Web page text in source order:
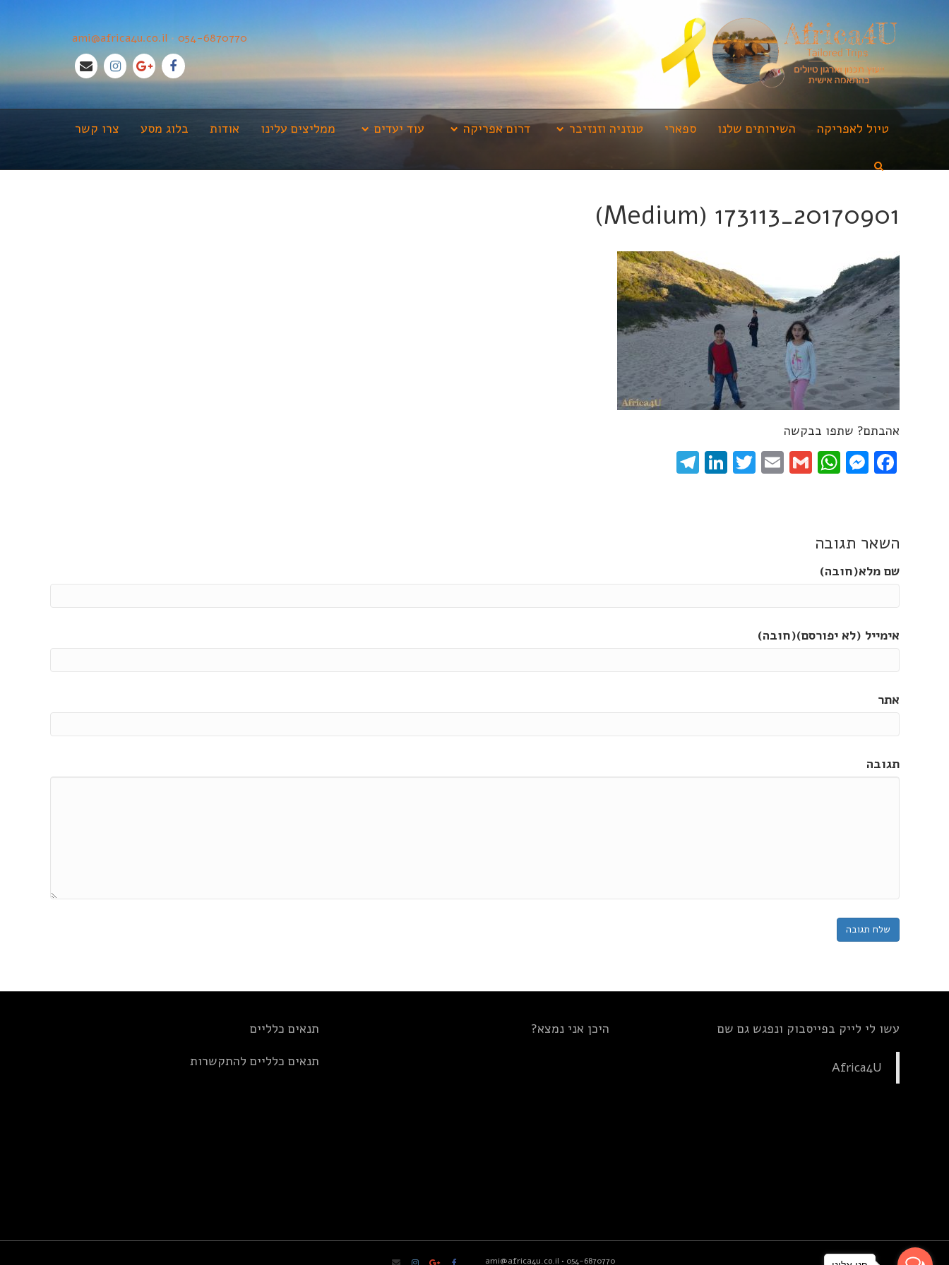
054-6870770
•
ami@africa4u.co.il
טיול לאפריקה השירותים שלנו ספארי טנזניה וזנזיבר דרום אפריקה עוד יעדים ממליצים עלינו אודות בלוג מסע צרו קשר
20170901_173113 (Medium)
אהבתם? שתפו בבקשה
Facebook
Messenger
WhatsApp
Gmail
Email
Twitter
LinkedIn
השאר תגובה
שם מלא(חובה)
אימייל (לא יפורסם)(חובה)
אתר
תגובה
עשו לי לייק בפייסבוק ונפגש גם שם
Africa4U
היכן אני נמצא?
תנאים כלליים
תנאים כלליים להתקשרות
054-6870770
•
ami@africa4u.co.il